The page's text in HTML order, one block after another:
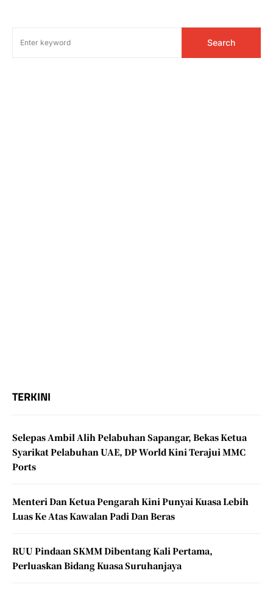
Search
TERKINI
Selepas Ambil Alih Pelabuhan Sapangar, Bekas Ketua
Syarikat Pelabuhan UAE, DP World Kini Terajui MMC
Ports
Menteri Dan Ketua Pengarah Kini Punyai Kuasa Lebih
Luas Ke Atas Kawalan Padi Dan Beras
RUU Pindaan SKMM Dibentang Kali Pertama,
Perluaskan Bidang Kuasa Suruhanjaya